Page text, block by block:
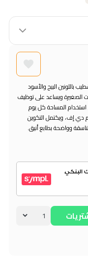
باللونين البيج والأسود
الصغيرة ويساعد على توظيف
استخدام المساحة كل يوم
دي إف، ويكتمل التكوين
وواضحة بطابع أنيق.